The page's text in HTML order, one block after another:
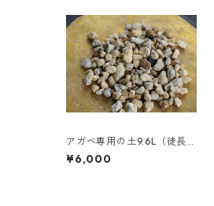
アガベ専用の土9.6L（徒長し
にくいプレミアムブレンド
用土）
¥6,000